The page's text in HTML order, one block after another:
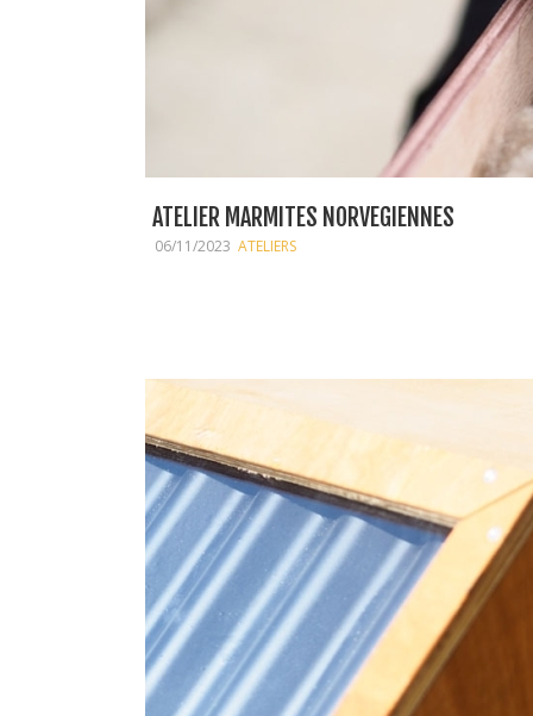
ATELIER MARMITES NORVEGIENNES
06/11/2023 ATELIERS